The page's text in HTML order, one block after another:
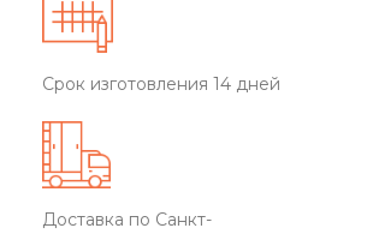
Срок изготовления 14 дней
Доставка по Санкт-